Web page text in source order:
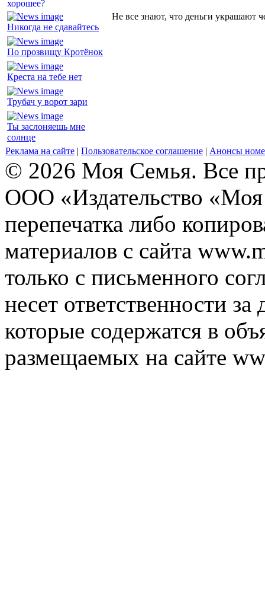
Никогда не сдавайтесь
По прозвищу Кротёнок
Креста на тебе нет
Трубач у ворот зари
Ты заслоняешь мне
солнце
Не все знают, что деньги украшают
Реклама на сайте | Пользовательское соглашение | Анонсы
© 2026 Моя Семья. Все
ООО «Издательство
перепечатка либо
материалов с сайта
только с письменного
несет ответственности
которые содержатся в
размещаемых на сайте